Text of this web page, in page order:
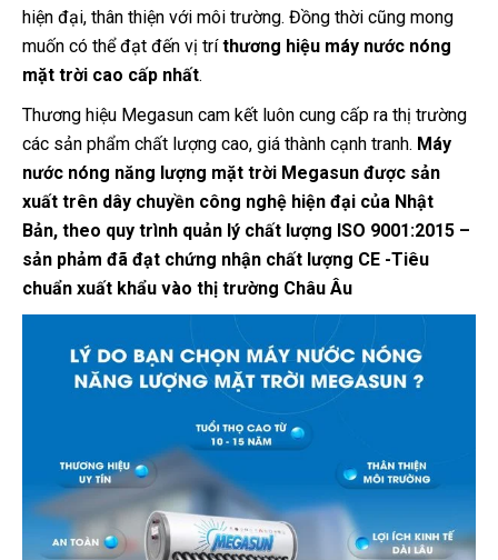
hiện đại, thân thiện với môi trường. Đồng thời cũng mong
muốn có thể đạt đến vị tríthương hiệu máy nước nóng
mặt trời cao cấp nhất.
Thương hiệu Megasun cam kết luôn cung cấp ra thị trường
các sản phẩm chất lượng cao, giá thành cạnh tranh. Máy
nước nóng năng lượng mặt trời Megasun được sản
xuất trên dây chuyền công nghệ hiện đại của Nhật
Bản, theo quy trình quản lý chất lượng ISO 9001:2015 –
sản phảm đã đạt chứng nhận chất lượng CE -Tiêu
chuẩn xuất khẩu vào thị trường Châu Âu